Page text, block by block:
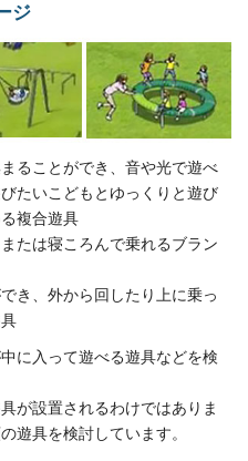
ジ
ることができ、音や光で遊べ
たいこどもとゆっくりと遊び
複合遊具
たは寝ころんで乗れるブラン
き、外から回したり上に乗っ
に入って遊べる遊具などを検
が設置されるわけではありま
遊具を検討しています。